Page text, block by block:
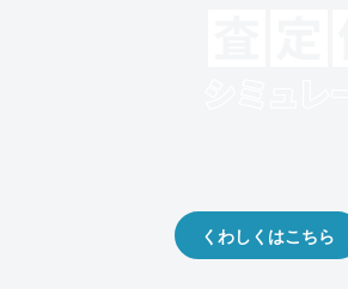
くわしくはこちら